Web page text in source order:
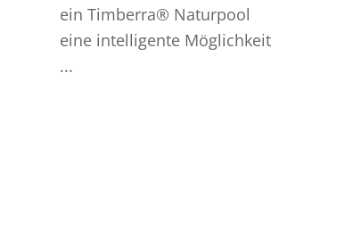
ein Timberra® Naturpool
eine intelligente Möglichkeit
...